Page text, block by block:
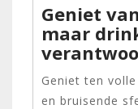
Geniet
maar
Geniet ten
en bruisende